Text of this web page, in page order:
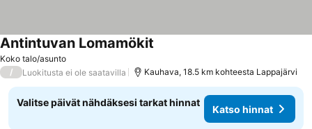
Koko talo/asunto
Antintuvan Lomamökit
/ Luokitusta ei ole saatavilla Kauhava, 18.5 km kohteesta Lappajärvi
Valitse päivät nähdäksesi tarkat hinnat
Katso hinnat